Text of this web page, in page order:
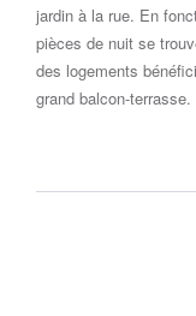
jardin à la rue. En
pièces de nuit se
des logements
grand balcon-terrasse.